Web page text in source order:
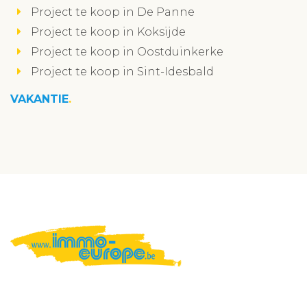
Project te koop in De Panne
Project te koop in Koksijde
Project te koop in Oostduinkerke
Project te koop in Sint-Idesbald
VAKANTIE